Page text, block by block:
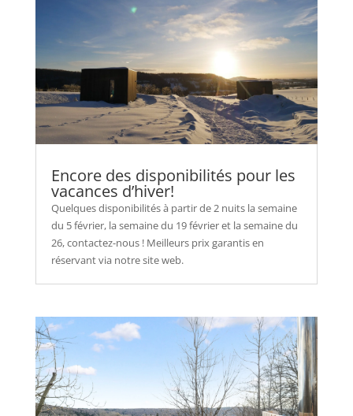
Encore des disponibilités pour les
vacances d’hiver!
Quelques disponibilités à partir de 2 nuits la semaine
du 5 février, la semaine du 19 février et la semaine du
26, contactez-nous ! Meilleurs prix garantis en
réservant via notre site web.